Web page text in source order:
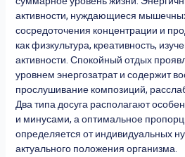
активности, нуждающиеся
сосредоточения концентрации и
как физкультура, креативность,
активности. Спокойный отдых
уровнем энергозатрат и содержит
прослушивание композиций,
Два типа досуга располагают
и минусами, а оптимальное
определяется от индивидуальных
актуального положения организма.